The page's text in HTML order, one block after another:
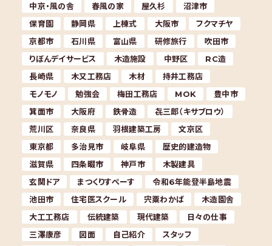
中京・風の舎
春風の家 屋久杉
沼津市
保育園
静岡県 上棟式 大阪市
フクマチヤ
京都市
石川県 富山県 研修旅行
吹田市
りぼんデイサービス
木造施設 中野区
RC造
長崎県
木又工務店 木材
持井工務店
モノモノ
勉強会 梅田工務店 MOK
豊中市
箕面市
大阪府 鉄骨造
㐂三郎（キサブロウ）
荒川区
奈良県 羽根建築工房
文京区
東京都
多治見市 岐阜県
歴史的建造物
滋賀県
四条畷市 神戸市
木製建具
玄関ドア
まつくりすぺーす
令和6年能登半島地震
池田市
住宅医スクール 宍粟わかば
木造園舎
大工工務店
伝統建築 現代建築
日々の仕事
三澤康彦
図面 自己紹介
スタッフ